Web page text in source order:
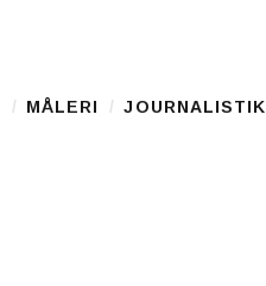
MÅLERI JOURNALISTIK